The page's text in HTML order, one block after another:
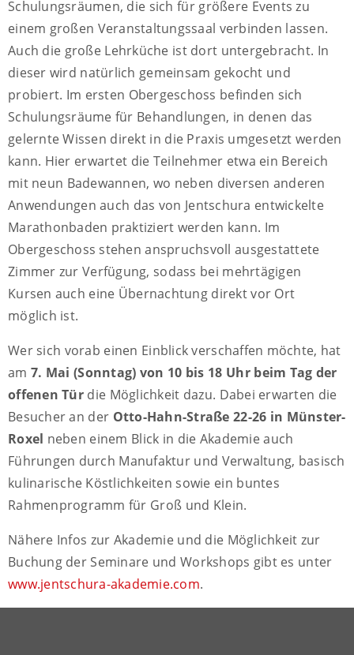
Schulungsräumen, die sich für größere Events zu
einem großen Veranstaltungssaal verbinden lassen.
Auch die große Lehrküche ist dort untergebracht. In
dieser wird natürlich gemeinsam gekocht und
probiert. Im ersten Obergeschoss befinden sich
Schulungsräume für Behandlungen, in denen das
gelernte Wissen direkt in die Praxis umgesetzt werden
kann. Hier erwartet die Teilnehmer etwa ein Bereich
mit neun Badewannen, wo neben diversen anderen
Anwendungen auch das von Jentschura entwickelte
Marathonbaden praktiziert werden kann. Im
Obergeschoss stehen anspruchsvoll ausgestattete
Zimmer zur Verfügung, sodass bei mehrtägigen
Kursen auch eine Übernachtung direkt vor Ort
möglich ist.
Wer sich vorab einen Einblick verschaffen möchte, hat
am 7. Mai (Sonntag) von 10 bis 18 Uhr beim Tag der
offenen Türdie Möglichkeit dazu. Dabei erwarten die
Besucher an der Otto-Hahn-Straße 22-26 in Münster-
Roxel neben einem Blick in die Akademie auch
Führungen durch Manufaktur und Verwaltung, basisch
kulinarische Köstlichkeiten sowie ein buntes
Rahmenprogramm für Groß und Klein.
Nähere Infos zur Akademie und die Möglichkeit zur
Buchung der Seminare und Workshops gibt es unter
www.jentschura-akademie.com.